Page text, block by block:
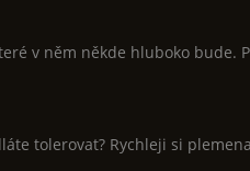
v něm někde hluboko
tolerovat? Rychleji si